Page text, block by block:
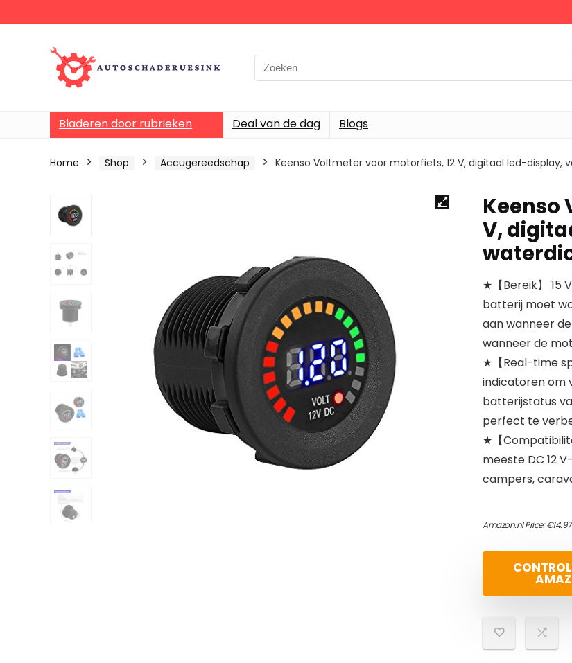
Bladeren door rubrieken Deal van de dag Blogs
Home Shop Accugereedschap Keenso Voltmeter voor motorfiets, 12 V, digitaal led-
Keenso
V,
★【Bereik】 15
batterij moet
aan wanneer
wanneer de
★【Real-time
indicatoren om
batterijstatus
perfect te
★【
meeste DC 12
campers,
Amazon.nl Price:€14.97